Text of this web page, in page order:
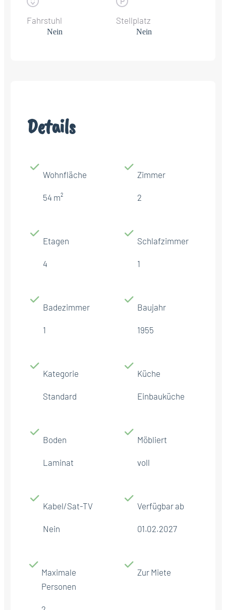
Fahrstuhl
Nein
Stellplatz
Nein
Details
Wohnfläche
54 m²
Zimmer
2
Etagen
4
Schlafzimmer
1
Badezimmer
1
Baujahr
1955
Kategorie
Standard
Küche
Einbauküche
Boden
Laminat
Möbliert
voll
Kabel/Sat-TV
Nein
Verfügbar ab
01.02.2027
Maximale
Personen
Zur Miete